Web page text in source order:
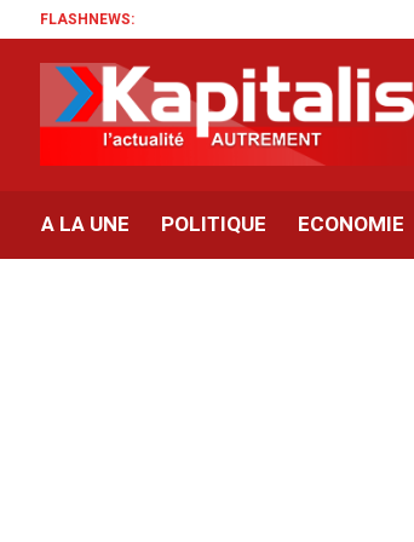
FLASHNEWS:
A LA UNE POLITIQUE ECONOMIE